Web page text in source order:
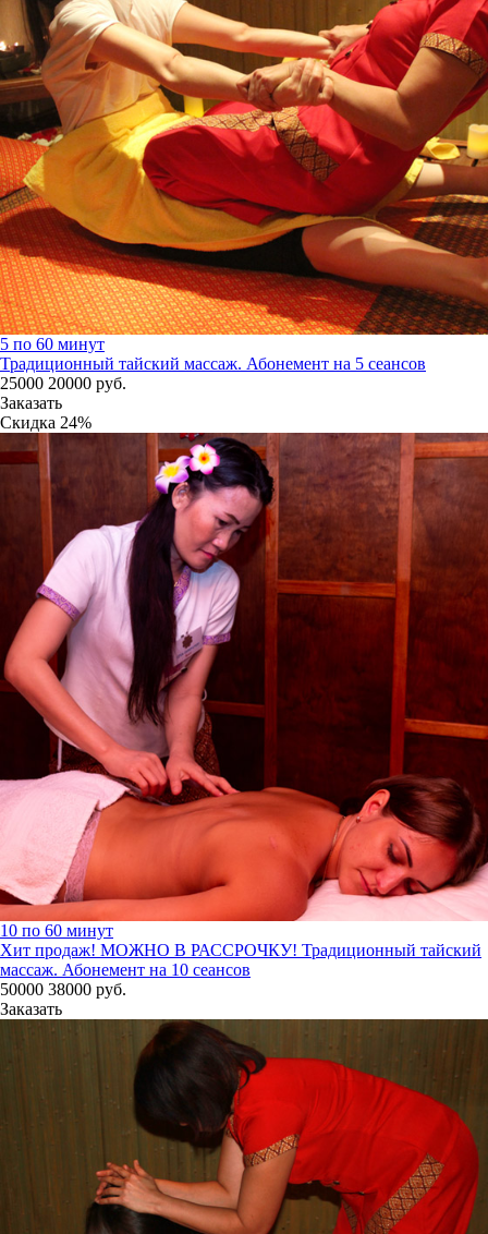
5 по 60 минут
Традиционный тайский массаж. Абонемент на 5 сеансов
25000 20000 руб.
Заказать
Скидка 24%
10 по 60 минут
Хит продаж! МОЖНО В РАССРОЧКУ! Традиционный тайский
массаж. Абонемент на 10 сеансов
50000 38000 руб.
Заказать